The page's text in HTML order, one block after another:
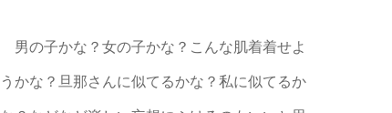
男の子かな？女の子かな？こんな肌着着せよ
うかな？旦那さんに似てるかな？私に似てるか